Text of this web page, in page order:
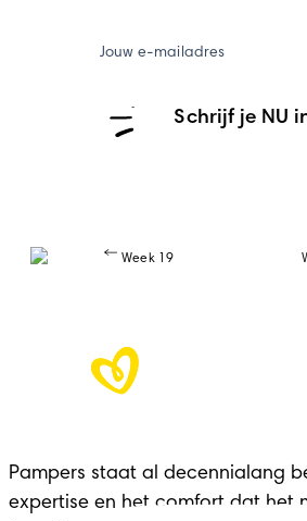
Jouw e-mailadres
Schrijf je NU
Week 19
Pampers staat al decennialang
expertise en het comfort dat het